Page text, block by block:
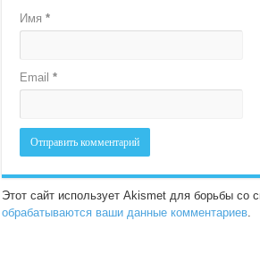
Имя*
Email*
Этот сайт использует Akismet для борьбы со
обрабатываются ваши данные комментариев.